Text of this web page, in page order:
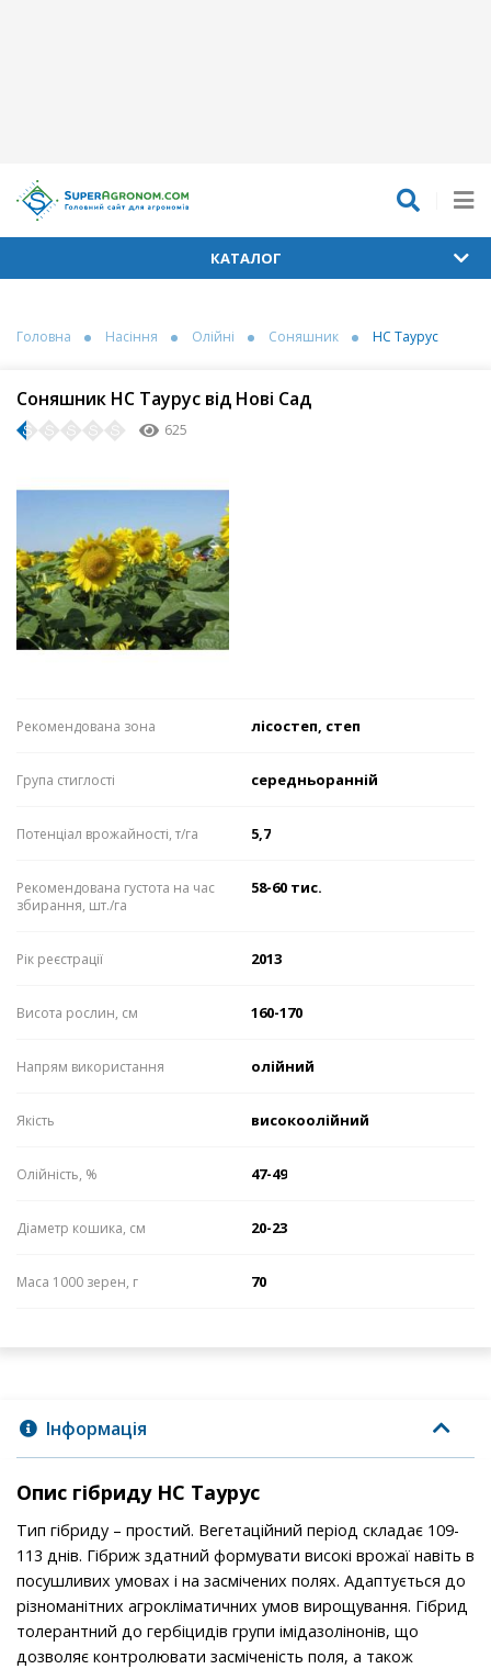
КАТАЛОГ
Головна Насіння Олійні Соняшник НС Таурус
Соняшник НС Таурус від Нові Сад
625
Рекомендована зона лісостеп, степ
Група стиглості середньоранній
Потенціал врожайності, т/га 5,7
Рекомендована густота на час
збирання, шт./га
58-60 тис.
Рік реєстрації 2013
Висота рослин, см 160-170
Напрям використання олійний
Якість високоолійний
Олійність, % 47-49
Діаметр кошика, см 20-23
Маса 1000 зерен, г 70
Інформація
Опис гібриду НС Таурус
Тип гібриду – простий. Вегетаційний період складає 109-
113 днів. Гібриж здатний формувати високі врожаї навіть в
посушливих умовах і на засмічених полях. Адаптується до
різноманітних агрокліматичних умов вирощування. Гібрид
толерантний до гербіцидів групи імідазолінонів, що
дозволяє контролювати засміченість поля, а також